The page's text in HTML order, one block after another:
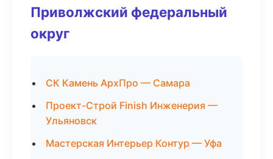
Приволжский федеральный
округ
СК Камень АрхПро — Самара
Проект-Строй Finish Инженерия —
Ульяновск
Мастерская Интерьер Контур — Уфа